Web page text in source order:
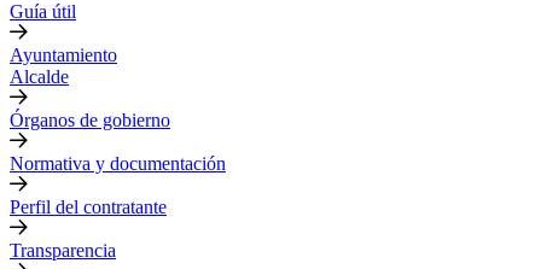
Guía útil
Ayuntamiento
Alcalde
Órganos de gobierno
Normativa y documentación
Perfil del contratante
Transparencia